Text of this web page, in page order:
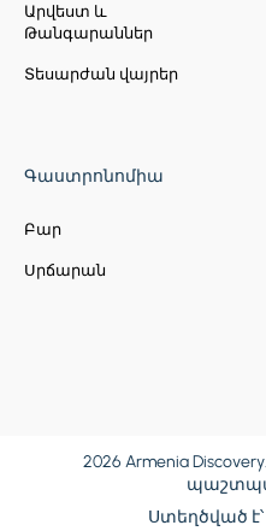
Արվեստ և
Թանգարաններ
Տեսարժան վայրեր
Գաստրոնոմիա
Բար
Սրճարան
2026 Armenia
Ստեղծված է՝